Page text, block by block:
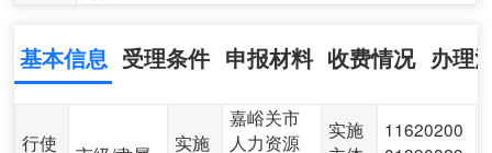
基本信息 受理条件 申报材料 收费情况 办理
行使
实施
嘉峪关市
人力资源
实施
11620200